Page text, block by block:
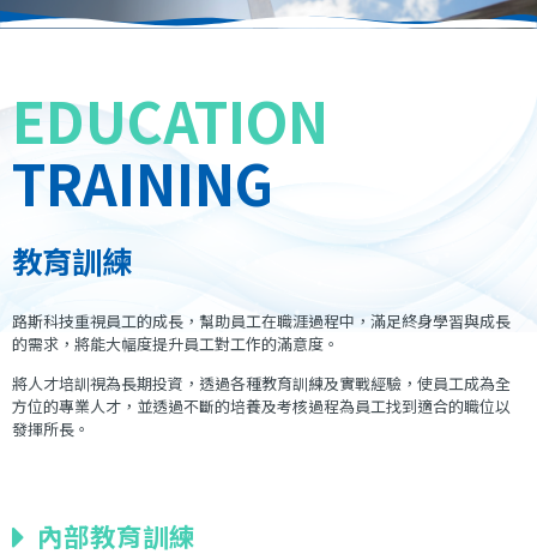
EDUCATION
TRAINING
教育訓練
路斯科技重視員工的成長，幫助員工在職涯過程中，滿足終身學習與成長
的需求，將能大幅度提升員工對工作的滿意度。
將人才培訓視為長期投資，透過各種教育訓練及實戰經驗，使員工成為全
方位的專業人才，並透過不斷的培養及考核過程為員工找到適合的職位以
發揮所長。
內部教育訓練